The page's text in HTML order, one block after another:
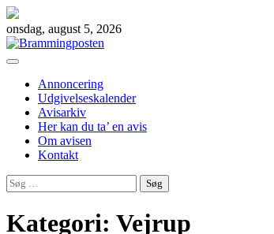
Skip
to
content
onsdag, august 5, 2026
Annoncering
Udgivelseskalender
Avisarkiv
Her kan du ta’ en avis
Om avisen
Kontakt
Søg
efter:
Kategori: Vejrup